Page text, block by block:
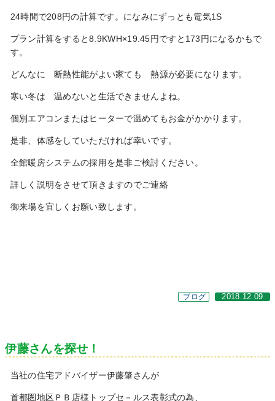
24時間で208円の計算です。になみにずっとも電気1S
プラン計算をすると8.9KWH×19.45円ですと173円になるかもで
す。
どんなに 断熱性能がよい家ても 熱源が必要になります。
寒い冬は 温めないと生活できませんよね。
個別エアコンまたはヒーターで温めてもお金がかかります。
是非、体感をしていただければ幸いです。
全館暖房システムの採用を是非ご検討ください。
詳しく説明をさせて頂きますのでご連絡
御来場を宜しくお願い致します。
ブログ 2018.12.09
伊藤さんを探せ！
当社の住宅アドバイザー伊藤肇さんが
首都圏地区ＰＢ店様トップセ－ルス表彰式の為、